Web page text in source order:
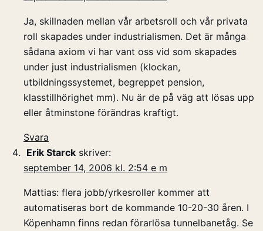
Ja, skillnaden mellan vår arbetsroll och vår privata
roll skapades under industrialismen. Det är många
sådana axiom vi har vant oss vid som skapades
under just industrialismen (klockan,
utbildningssystemet, begreppet pension,
klasstillhörighet mm). Nu är de på väg att lösas upp
eller åtminstone förändras kraftigt.
Svara
Erik Starck skriver:
september 14, 2006 kl. 2:54 e m
Mattias: flera jobb/yrkesroller kommer att
automatiseras bort de kommande 10-20-30 åren. I
Köpenhamn finns redan förarlösa tunnelbanetåg. Se